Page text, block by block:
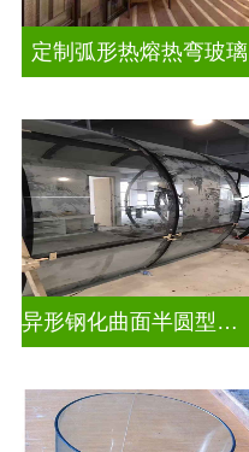
定制弧形热熔热弯玻璃
异形钢化曲面半圆型曲面玻璃